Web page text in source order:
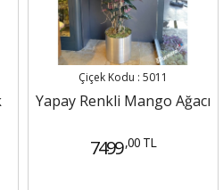
Çiçek Kodu : 5011
Yapay Renkli Mango Ağacı
7499 ,00 TL